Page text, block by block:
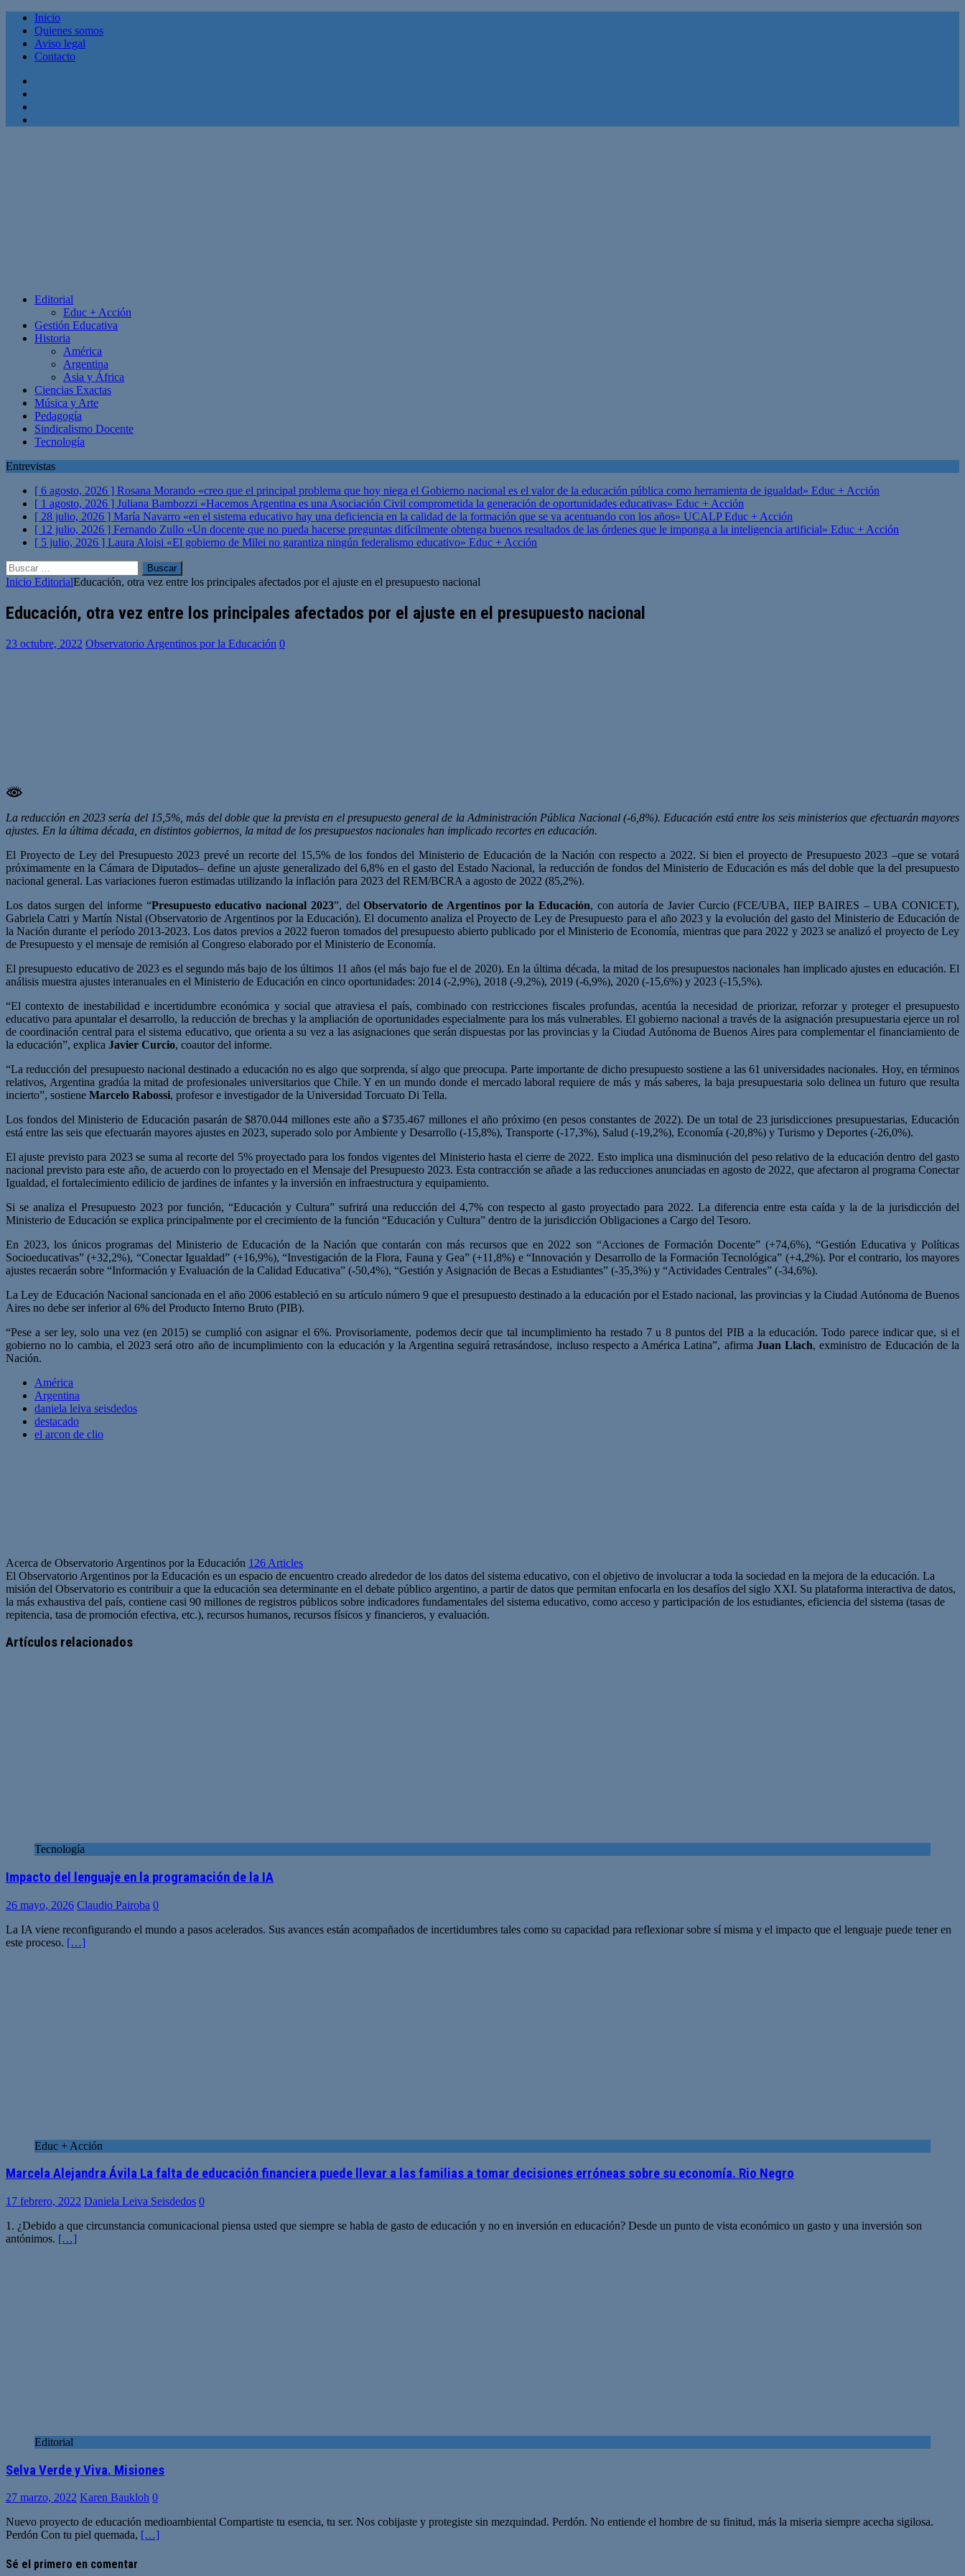
Inicio
Quienes somos
Aviso legal
Contacto
Editorial
Educ + Acción
Gestión Educativa
Historia
América
Argentina
Asia y África
Ciencias Exactas
Música y Arte
Pedagogía
Sindicalismo Docente
Tecnología
Entrevistas
[ 6 agosto, 2026 ] Rosana Morando «creo que el principal problema que hoy niega el Gobierno nacional es el valor de la educación pública como herramienta de igualdad» Educ + Acción
[ 1 agosto, 2026 ] Juliana Bambozzi «Hacemos Argentina es una Asociación Civil comprometida la generación de oportunidades educativas» Educ + Acción
[ 28 julio, 2026 ] María Navarro «en el sistema educativo hay una deficiencia en la calidad de la formación que se va acentuando con los años» UCALPEduc + Acción
[ 12 julio, 2026 ] Fernando Zullo «Un docente que no pueda hacerse preguntas difícilmente obtenga buenos resultados de las órdenes que le imponga a la inteligencia artificial» Educ + Acción
[ 5 julio, 2026 ] Laura Aloisi «El gobierno de Milei no garantiza ningún federalismo educativo» Educ + Acción
Buscar:
Inicio EditorialEducación, otra vez entre los principales afectados por el ajuste en el presupuesto nacional
Educación, otra vez entre los principales afectados por el ajuste en el presupuesto nacional
23 octubre, 2022 Observatorio Argentinos por la Educación 0
La reducción en 2023 sería del 15,5%, más del doble que la prevista en el presupuesto general de la Administración Pública Nacional (-6,8%). Educación está entre los seis ministerios que efectuarán mayores
ajustes. En la última década, en distintos gobiernos, la mitad de los presupuestos nacionales han implicado recortes en educación.
El Proyecto de Ley del Presupuesto 2023 prevé un recorte del 15,5% de los fondos del Ministerio de Educación de la Nación con respecto a 2022. Si bien el proyecto de Presupuesto 2023 –que se votará
próximamente en la Cámara de Diputados– define un ajuste generalizado del 6,8% en el gasto del Estado Nacional, la reducción de fondos del Ministerio de Educación es más del doble que la del presupuesto
nacional general. Las variaciones fueron estimadas utilizando la inflación para 2023 del REM/BCRA a agosto de 2022 (85,2%).
Los datos surgen del informe “Presupuesto educativo nacional 2023”, delObservatorio de Argentinos por la Educación, con autoría de Javier Curcio (FCE/UBA, IIEP BAIRES – UBA CONICET),
Gabriela Catri y Martín Nistal (Observatorio de Argentinos por la Educación). El documento analiza el Proyecto de Ley de Presupuesto para el año 2023 y la evolución del gasto del Ministerio de Educación de
la Nación durante el período 2013-2023. Los datos previos a 2022 fueron tomados del presupuesto abierto publicado por el Ministerio de Economía, mientras que para 2022 y 2023 se analizó el proyecto de Ley
de Presupuesto y el mensaje de remisión al Congreso elaborado por el Ministerio de Economía.
El presupuesto educativo de 2023 es el segundo más bajo de los últimos 11 años (el más bajo fue el de 2020). En la última década, la mitad de los presupuestos nacionales han implicado ajustes en educación. El
análisis muestra ajustes interanuales en el Ministerio de Educación en cinco oportunidades: 2014 (-2,9%), 2018 (-9,2%), 2019 (-6,9%), 2020 (-15,6%) y 2023 (-15,5%).
“El contexto de inestabilidad e incertidumbre económica y social que atraviesa el país, combinado con restricciones fiscales profundas, acentúa la necesidad de priorizar, reforzar y proteger el presupuesto
educativo para apuntalar el desarrollo, la reducción de brechas y la ampliación de oportunidades especialmente para los más vulnerables. El gobierno nacional a través de la asignación presupuestaria ejerce un rol
de coordinación central para el sistema educativo, que orienta a su vez a las asignaciones que serán dispuestas por las provincias y la Ciudad Autónoma de Buenos Aires para complementar el financiamiento de
la educación”, explica Javier Curcio, coautor del informe.
“La reducción del presupuesto nacional destinado a educación no es algo que sorprenda, sí algo que preocupa. Parte importante de dicho presupuesto sostiene a las 61 universidades nacionales. Hoy, en términos
relativos, Argentina gradúa la mitad de profesionales universitarios que Chile. Y en un mundo donde el mercado laboral requiere de más y más saberes, la baja presupuestaria solo delinea un futuro que resulta
incierto”, sostiene Marcelo Rabossi, profesor e investigador de la Universidad Torcuato Di Tella.
Los fondos del Ministerio de Educación pasarán de $870.044 millones este año a $735.467 millones el año próximo (en pesos constantes de 2022). De un total de 23 jurisdicciones presupuestarias, Educación
está entre las seis que efectuarán mayores ajustes en 2023, superado solo por Ambiente y Desarrollo (-15,8%), Transporte (-17,3%), Salud (-19,2%), Economía (-20,8%) y Turismo y Deportes (-26,0%).
El ajuste previsto para 2023 se suma al recorte del 5% proyectado para los fondos vigentes del Ministerio hasta el cierre de 2022. Esto implica una disminución del peso relativo de la educación dentro del gasto
nacional previsto para este año, de acuerdo con lo proyectado en el Mensaje del Presupuesto 2023. Esta contracción se añade a las reducciones anunciadas en agosto de 2022, que afectaron al programa Conectar
Igualdad, el fortalecimiento edilicio de jardines de infantes y la inversión en infraestructura y equipamiento.
Si se analiza el Presupuesto 2023 por función, “Educación y Cultura” sufrirá una reducción del 4,7% con respecto al gasto proyectado para 2022. La diferencia entre esta caída y la de la jurisdicción del
Ministerio de Educación se explica principalmente por el crecimiento de la función “Educación y Cultura” dentro de la jurisdicción Obligaciones a Cargo del Tesoro.
En 2023, los únicos programas del Ministerio de Educación de la Nación que contarán con más recursos que en 2022 son “Acciones de Formación Docente” (+74,6%), “Gestión Educativa y Políticas
Socioeducativas” (+32,2%), “Conectar Igualdad” (+16,9%), “Investigación de la Flora, Fauna y Gea” (+11,8%) e “Innovación y Desarrollo de la Formación Tecnológica” (+4,2%). Por el contrario, los mayores
ajustes recaerán sobre “Información y Evaluación de la Calidad Educativa” (-50,4%), “Gestión y Asignación de Becas a Estudiantes” (-35,3%) y “Actividades Centrales” (-34,6%).
La Ley de Educación Nacional sancionada en el año 2006 estableció en su artículo número 9 que el presupuesto destinado a la educación por el Estado nacional, las provincias y la Ciudad Autónoma de Buenos
Aires no debe ser inferior al 6% del Producto Interno Bruto (PIB).
“Pese a ser ley, solo una vez (en 2015) se cumplió con asignar el 6%. Provisoriamente, podemos decir que tal incumplimiento ha restado 7 u 8 puntos del PIB a la educación. Todo parece indicar que, si el
gobierno no lo cambia, el 2023 será otro año de incumplimiento con la educación y la Argentina seguirá retrasándose, incluso respecto a América Latina”, afirma Juan Llach, exministro de Educación de la
Nación.
América
Argentina
daniela leiva seisdedos
destacado
el arcon de clio
Acerca de Observatorio Argentinos por la Educación 126 Articles
El Observatorio Argentinos por la Educación es un espacio de encuentro creado alrededor de los datos del sistema educativo, con el objetivo de involucrar a toda la sociedad en la mejora de la educación. La
misión del Observatorio es contribuir a que la educación sea determinante en el debate público argentino, a partir de datos que permitan enfocarla en los desafíos del siglo XXI. Su plataforma interactiva de datos,
la más exhaustiva del país, contiene casi 90 millones de registros públicos sobre indicadores fundamentales del sistema educativo, como acceso y participación de los estudiantes, eficiencia del sistema (tasas de
repitencia, tasa de promoción efectiva, etc.), recursos humanos, recursos físicos y financieros, y evaluación.
web
Artículos relacionados
Tecnología
Impacto del lenguaje en la programación de la IA
26 mayo, 2026 Claudio Pairoba 0
La IA viene reconfigurando el mundo a pasos acelerados. Sus avances están acompañados de incertidumbres tales como su capacidad para reflexionar sobre sí misma y el impacto que el lenguaje puede tener en
este proceso. […]
Educ + Acción
Marcela Alejandra Ávila La falta de educación financiera puede llevar a las familias a tomar decisiones erróneas sobre su economía. Rio Negro
17 febrero, 2022 Daniela Leiva Seisdedos 0
1. ¿Debido a que circunstancia comunicacional piensa usted que siempre se habla de gasto de educación y no en inversión en educación? Desde un punto de vista económico un gasto y una inversión son
antónimos. […]
Editorial
Selva Verde y Viva. Misiones
27 marzo, 2022 Karen Baukloh 0
Nuevo proyecto de educación medioambiental Compartiste tu esencia, tu ser. Nos cobijaste y protegiste sin mezquindad. Perdón. No entiende el hombre de su finitud, más la miseria siempre acecha sigilosa.
Perdón Con tu piel quemada, […]
Sé el primero en comentar